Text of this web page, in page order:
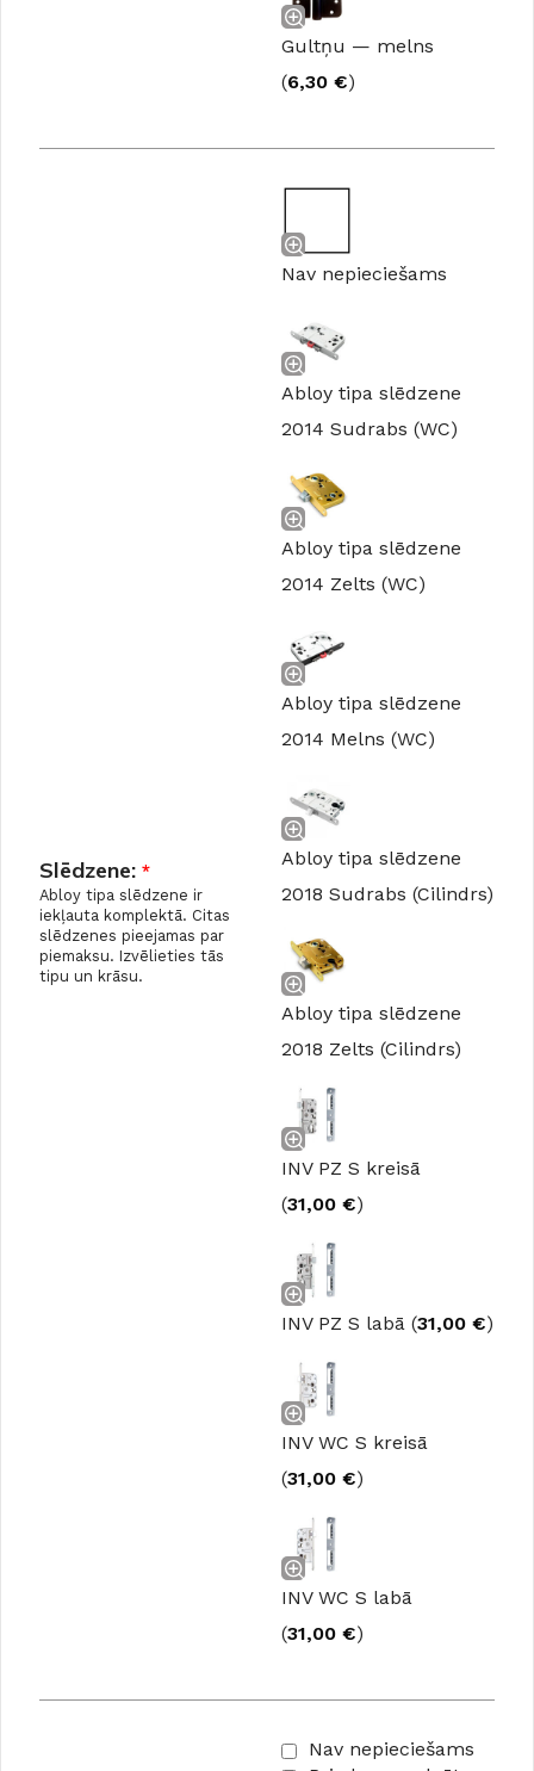
Gultņu — melns
(6,30 €)
Slēdzene: *
Abloy tipa slēdzene ir
iekļauta komplektā. Citas
slēdzenes pieejamas par
piemaksu. Izvēlieties tās
tipu un krāsu.
Nav nepieciešams
Abloy tipa slēdzene
2014 Sudrabs (WC)
Abloy tipa slēdzene
2014 Zelts (WC)
Abloy tipa slēdzene
2014 Melns (WC)
Abloy tipa slēdzene
2018 Sudrabs (Cilindrs)
Abloy tipa slēdzene
2018 Zelts (Cilindrs)
INV PZ S kreisā
(31,00 €)
INV PZ S labā (31,00 €)
INV WC S kreisā
(31,00 €)
INV WC S labā
(31,00 €)
Nav nepieciešams